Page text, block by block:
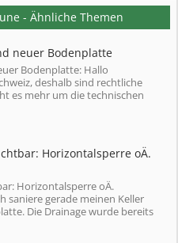
- Ähnliche Themen
neuer Bodenplatte
Bodenplatte: Hallo
deshalb sind rechtliche
es mehr um die technischen
Horizontalsperre oÄ.
Horizontalsperre oÄ.
saniere gerade meinen Keller
Die Drainage wurde bereits